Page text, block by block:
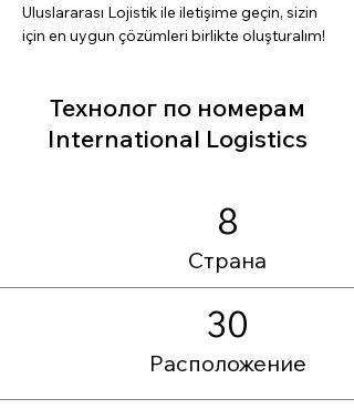
Uluslararası Lojistik ile iletişime geçin, sizin
için en uygun çözümleri birlikte oluşturalım!
Технолог по номерам
International Logistics
8
Страна
30
Расположение